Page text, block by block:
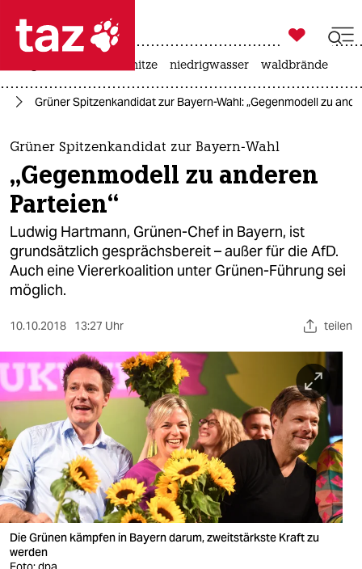
 taz zahl ich
taz zahl ich
themen
politik
öko
gesellschaft
kultur
sport
berlin
nord
wahrheit
verlag
verlag
veranstaltungen

taz zahl ich
hitze niedrigwasser waldbrände
Grüner Spitzenkandidat zur Bayern-Wahl: „Gegenmodell zu
Grüner Spitzenkandidat zur Bayern-Wahl
„Gegenmodell zu anderen
Parteien“
Ludwig Hartmann, Grünen-Chef in Bayern, ist
grundsätzlich gesprächsbereit – außer für die AfD.
Auch eine Viererkoalition unter Grünen-Führung sei
möglich.
10.10.2018 13:27 Uhr teilen
Die Grünen kämpfen in Bayern darum, zweitstärkste Kraft zu
werden